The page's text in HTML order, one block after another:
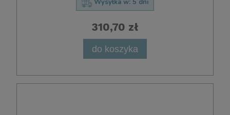
Wysyłka w: 5 dni
310,70 zł
do koszyka